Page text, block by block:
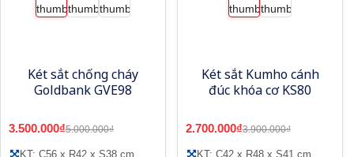
Két sắt chống cháy
Goldbank GVE98
3.500.000₫5.000.000₫
KT: C56 x R42 x S38 cm
Két sắt Kumho cánh
đúc khóa cơ KS80
2.700.000₫3.900.000₫
KT: C42 x R48 x S41 cm